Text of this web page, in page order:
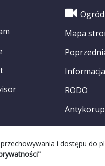
i dostępu do
Mapa
RODO
Copyright